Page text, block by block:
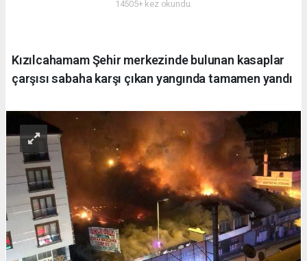
14505+ kez okundu.
Kızılcahamam Şehir merkezinde bulunan kasaplar
çarşısı sabaha karşı çıkan yangında tamamen yandı